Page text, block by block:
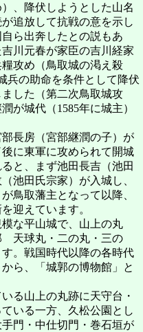
、降伏しようとした山名
追放して抗戦の意を示し
ら出奔したとの説もあ
川元春が家臣の吉川経家
攻め（鳥取城の渇え殺
兵の助命を条件として降伏
した（第二次鳥取城攻
が城代（1585年に城主）
長房（宮部継潤の子）が
に東軍に攻められて開城
と、まず池田長吉（池田
池田氏宗家）が入城し、
鳥取藩主となって以降、
迎えています。
な平山城で、山上の丸
天球丸・二の丸・三の
。戦国時代以降の各時代
ら、「城郭の博物館」と
る山上の丸跡に天守台・
いる一方、久松公園とし
門・中仕切門・巻石垣が